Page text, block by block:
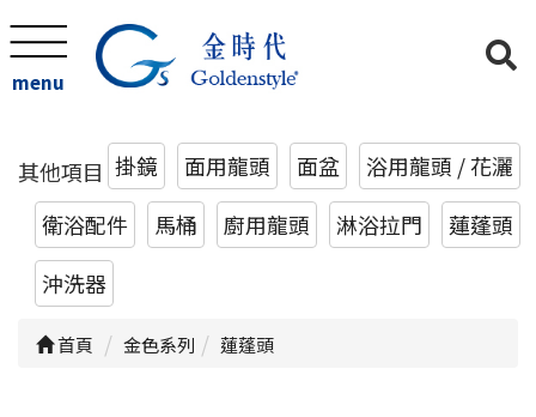
menu
其他項目 掛鏡 面用龍頭 面盆
浴用龍頭 / 花灑
衛浴配件
馬桶 廚用龍頭 淋浴拉門
蓮蓬頭
沖洗器
首頁 金色系列 蓮蓬頭